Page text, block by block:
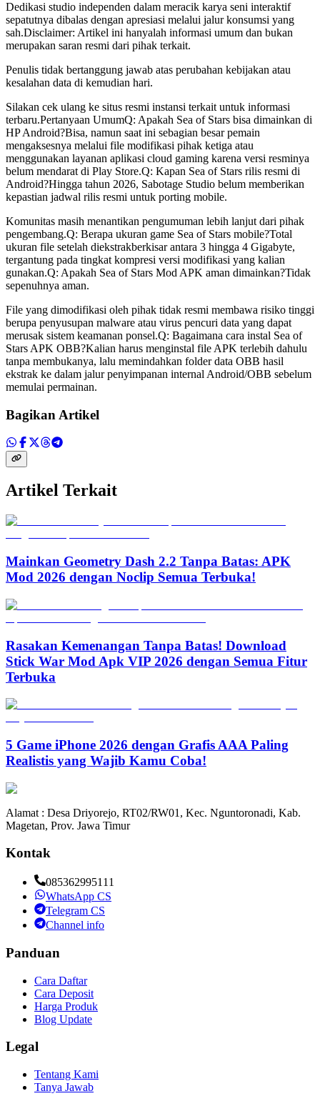
Dedikasi studio independen dalam meracik karya seni interaktif
sepatutnya dibalas dengan apresiasi melalui jalur konsumsi yang
sah.Disclaimer: Artikel ini hanyalah informasi umum dan bukan
merupakan saran resmi dari pihak terkait.
Penulis tidak bertanggung jawab atas perubahan kebijakan atau
kesalahan data di kemudian hari.
Silakan cek ulang ke situs resmi instansi terkait untuk informasi
terbaru.Pertanyaan UmumQ: Apakah Sea of Stars bisa dimainkan di
HP Android?Bisa, namun saat ini sebagian besar pemain
mengaksesnya melalui file modifikasi pihak ketiga atau
menggunakan layanan aplikasi cloud gaming karena versi resminya
belum mendarat di Play Store.Q: Kapan Sea of Stars rilis resmi di
Android?Hingga tahun 2026, Sabotage Studio belum memberikan
kepastian jadwal rilis resmi untuk porting mobile.
Komunitas masih menantikan pengumuman lebih lanjut dari pihak
pengembang.Q: Berapa ukuran game Sea of Stars mobile?Total
ukuran file setelah diekstrakberkisar antara 3 hingga 4 Gigabyte,
tergantung pada tingkat kompresi versi modifikasi yang kalian
gunakan.Q: Apakah Sea of Stars Mod APK aman dimainkan?Tidak
sepenuhnya aman.
File yang dimodifikasi oleh pihak tidak resmi membawa risiko tinggi
berupa penyusupan malware atau virus pencuri data yang dapat
merusak sistem keamanan ponsel.Q: Bagaimana cara instal Sea of
Stars APK OBB?Kalian harus menginstal file APK terlebih dahulu
tanpa membukanya, lalu memindahkan folder data OBB hasil
ekstrak ke dalam jalur penyimpanan internal Android/OBB sebelum
memulai permainan.
Bagikan Artikel
Artikel Terkait
Mainkan Geometry Dash 2.2 Tanpa Batas: APK
Mod 2026 dengan Noclip Semua Terbuka!
Rasakan Kemenangan Tanpa Batas! Download
Stick War Mod Apk VIP 2026 dengan Semua Fitur
Terbuka
5 Game iPhone 2026 dengan Grafis AAA Paling
Realistis yang Wajib Kamu Coba!
Alamat : Desa Driyorejo, RT02/RW01, Kec. Nguntoronadi, Kab.
Magetan, Prov. Jawa Timur
Kontak
085362995111
WhatsApp CS
Telegram CS
Channel info
Panduan
Cara Daftar
Cara Deposit
Harga Produk
Blog Update
Legal
Tentang Kami
Tanya Jawab